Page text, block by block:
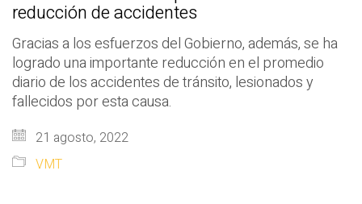
reducción de accidentes
Gracias a los esfuerzos del Gobierno, además, se ha
logrado una importante reducción en el promedio
diario de los accidentes de tránsito, lesionados y
fallecidos por esta causa.
21 agosto, 2022
VMT